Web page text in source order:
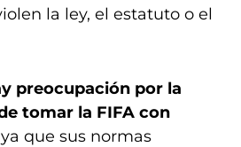
la ley, el estatuto o el
preocupación por la
tomar la FIFA con
ya que sus normas